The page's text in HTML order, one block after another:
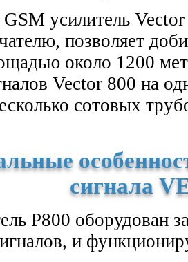
усилитель
позволяет
около 1200
Vector 800 на
сотовых
сигнала
Р800 оборудован
и